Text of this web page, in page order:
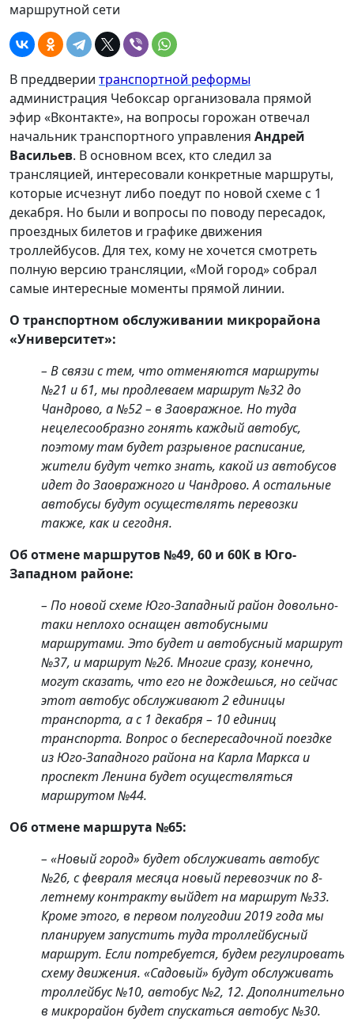
маршрутной сети
В преддверии транспортной реформы
администрация Чебоксар организовала прямой
эфир «Вконтакте», на вопросы горожан отвечал
начальник транспортного управления Андрей
Васильев. В основном всех, кто следил за
трансляцией, интересовали конкретные маршруты,
которые исчезнут либо поедут по новой схеме с 1
декабря. Но были и вопросы по поводу пересадок,
проездных билетов и графике движения
троллейбусов. Для тех, кому не хочется смотреть
полную версию трансляции, «Мой город» собрал
самые интересные моменты прямой линии.
О транспортном обслуживании микрорайона
«Университет»:
– В связи с тем, что отменяются маршруты
№21 и 61, мы продлеваем маршрут №32 до
Чандрово, а №52 – в Заовражное. Но туда
нецелесообразно гонять каждый автобус,
поэтому там будет разрывное расписание,
жители будут четко знать, какой из автобусов
идет до Заовражного и Чандрово. А остальные
автобусы будут осуществлять перевозки
также, как и сегодня.
Об отмене маршрутов №49, 60 и 60К в Юго-
Западном районе:
– По новой схеме Юго-Западный район довольно-
таки неплохо оснащен автобусными
маршрутами. Это будет и автобусный маршрут
№37, и маршрут №26. Многие сразу, конечно,
могут сказать, что его не дождешься, но сейчас
этот автобус обслуживают 2 единицы
транспорта, а с 1 декабря – 10 единиц
транспорта. Вопрос о беспересадочной поездке
из Юго-Западного района на Карла Маркса и
проспект Ленина будет осуществляться
маршрутом №44.
Об отмене маршрута №65:
– «Новый город» будет обслуживать автобус
№26, с февраля месяца новый перевозчик по 8-
летнему контракту выйдет на маршрут №33.
Кроме этого, в первом полугодии 2019 года мы
планируем запустить туда троллейбусный
маршрут. Если потребуется, будем регулировать
схему движения. «Садовый» будут обслуживать
троллейбус №10, автобус №2, 12. Дополнительно
в микрорайон будет спускаться автобус №30.